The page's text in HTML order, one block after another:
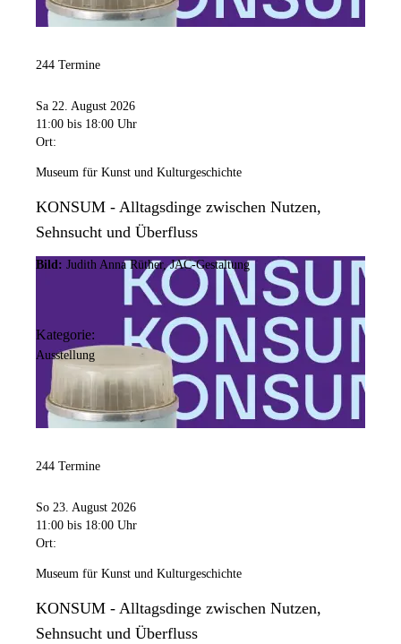
244 Termine
Sa 22. August 2026
11:00 bis 18:00 Uhr
Ort:
Museum für Kunst und Kulturgeschichte
KONSUM - Alltagsdinge zwischen Nutzen,
Sehnsucht und Überfluss
Bild: Judith Anna Rüther, JAC-Gestaltung
Kategorie:
Ausstellung
244 Termine
So 23. August 2026
11:00 bis 18:00 Uhr
Ort:
Museum für Kunst und Kulturgeschichte
KONSUM - Alltagsdinge zwischen Nutzen,
Sehnsucht und Überfluss